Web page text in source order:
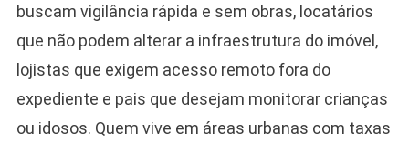
buscam vigilância rápida e sem obras, locatários
que não podem alterar a infraestrutura do imóvel,
lojistas que exigem acesso remoto fora do
expediente e pais que desejam monitorar crianças
ou idosos. Quem vive em áreas urbanas com taxas